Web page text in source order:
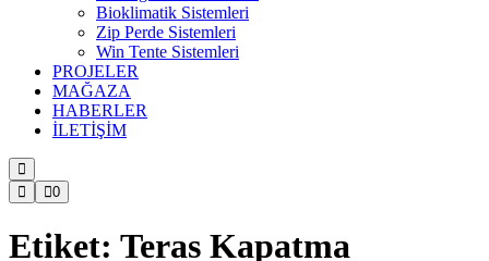
Bioklimatik Sistemleri
Zip Perde Sistemleri
Win Tente Sistemleri
PROJELER
MAĞAZA
HABERLER
İLETİŞİM
0
Etiket: Teras Kapatma